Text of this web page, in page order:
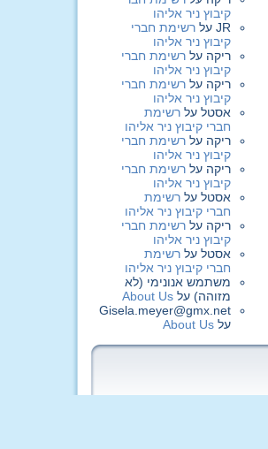
קיבוץ ניר אליהו
JR על רשימת חברי
קיבוץ ניר אליהו
ריקה על רשימת חברי
קיבוץ ניר אליהו
ריקה על רשימת חברי
קיבוץ ניר אליהו
אסטל על רשימת
חברי קיבוץ ניר אליהו
ריקה על רשימת חברי
קיבוץ ניר אליהו
ריקה על רשימת חברי
קיבוץ ניר אליהו
אסטל על רשימת
חברי קיבוץ ניר אליהו
ריקה על רשימת חברי
קיבוץ ניר אליהו
אסטל על רשימת
חברי קיבוץ ניר אליהו
משתמש אנונימי (לא
מזוהה) על About Us
Gisela.meyer@gmx.net
על About Us